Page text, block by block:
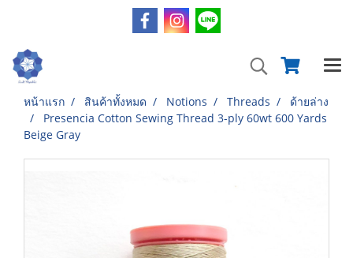
หน้าแรก สินค้าทั้งหมด Notions Threads
ด้ายล่าง
Presencia Cotton Sewing Thread 3-ply 60wt 600 Yards
Beige Gray